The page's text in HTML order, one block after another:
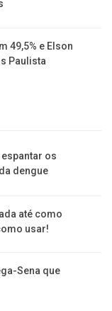
49,5% e Elson
Paulista
os
dengue
até como
usar!
Sena que